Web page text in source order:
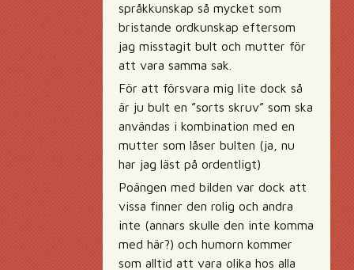
språkkunskap så mycket som
bristande ordkunskap eftersom
jag misstagit bult och mutter för
att vara samma sak.
För att försvara mig lite dock så
är ju bult en ”sorts skruv” som ska
användas i kombination med en
mutter som låser bulten (ja, nu
har jag läst på ordentligt)
Poängen med bilden var dock att
vissa finner den rolig och andra
inte (annars skulle den inte komma
med här?) och humorn kommer
som alltid att vara olika hos alla